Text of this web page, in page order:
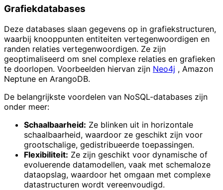
Grafiekdatabases
Deze databases slaan gegevens op in grafiekstructuren,
waarbij knooppunten entiteiten vertegenwoordigen en
randen relaties vertegenwoordigen. Ze zijn
geoptimaliseerd om snel complexe relaties en grafieken
te doorlopen. Voorbeelden hiervan zijn Neo4j , Amazon
Neptune en ArangoDB.
De belangrijkste voordelen van NoSQL-databases zijn
onder meer:
Schaalbaarheid: Ze blinken uit in horizontale
schaalbaarheid, waardoor ze geschikt zijn voor
grootschalige, gedistribueerde toepassingen.
Flexibiliteit: Ze zijn geschikt voor dynamische of
evoluerende datamodellen, vaak met schemaloze
dataopslag, waardoor het omgaan met complexe
datastructuren wordt vereenvoudigd.